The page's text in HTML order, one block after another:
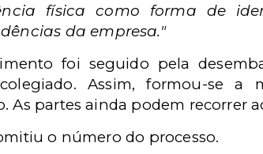
física como forma de
da empresa."
foi seguido pela
Assim, formou-se a
As partes ainda podem recorrer
o número do processo.